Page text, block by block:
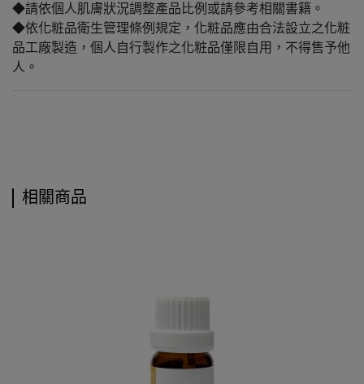
◆請依個人肌膚狀況調整產品比例或請參考相關書籍。
◆依化粧品衛生管理條例規定，化粧品應由合法設立之化粧
品工廠製造，個人自行製作之化粧品僅限自用，不得售予他
人。
相關商品